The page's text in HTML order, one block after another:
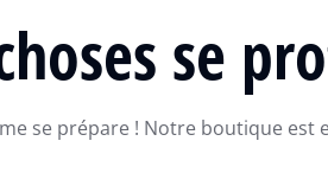
se
se prépare ! Notre boutique